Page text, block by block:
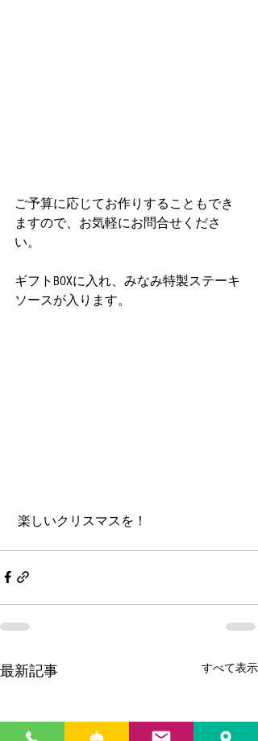
ご予算に応じてお作りすることもでき
ますので、お気軽にお問合せくださ
い。
ギフトBOXに入れ、みなみ特製ステーキ
ソースが入ります。
楽しいクリスマスを！
最新記事 すべて表示